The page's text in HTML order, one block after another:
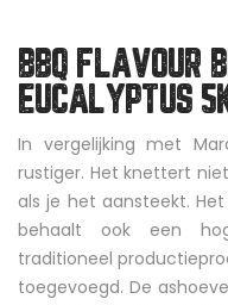
BBQ FLAVOUR
EUCALYPTUS
In vergelijking met
rustiger. Het knettert
als je het aansteekt.
behaalt ook een
traditioneel
toegevoegd. De